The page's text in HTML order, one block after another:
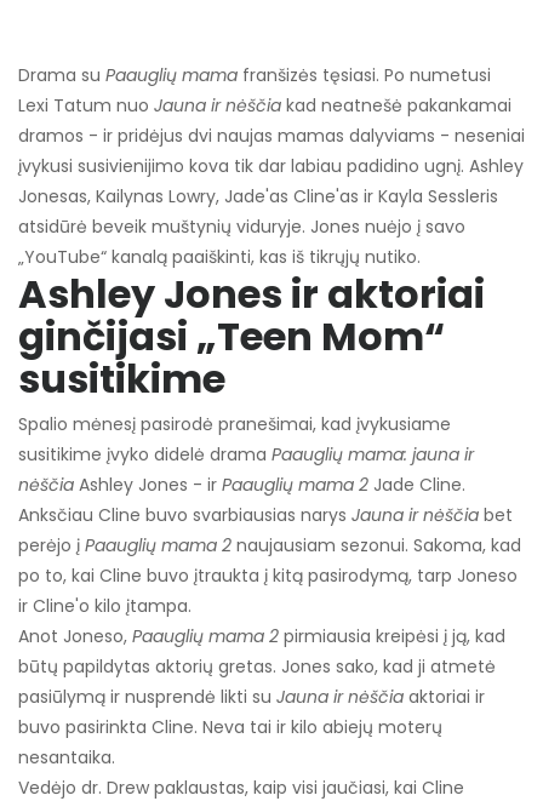
Drama su Paauglių mama franšizės tęsiasi. Po numetusi
Lexi Tatum nuo Jauna ir nėščia kad neatnešė pakankamai
dramos - ir pridėjus dvi naujas mamas dalyviams - neseniai
įvykusi susivienijimo kova tik dar labiau padidino ugnį. Ashley
Jonesas, Kailynas Lowry, Jade'as Cline'as ir Kayla Sessleris
atsidūrė beveik muštynių viduryje. Jones nuėjo į savo
„YouTube“ kanalą paaiškinti, kas iš tikrųjų nutiko.
Ashley Jones ir aktoriai
ginčijasi „Teen Mom“
susitikime
Spalio mėnesį pasirodė pranešimai, kad įvykusiame
susitikime įvyko didelė drama Paauglių mama: jauna ir
nėščia Ashley Jones - ir Paauglių mama 2 Jade Cline.
Anksčiau Cline buvo svarbiausias narys Jauna ir nėščia bet
perėjo į Paauglių mama 2 naujausiam sezonui. Sakoma, kad
po to, kai Cline buvo įtraukta į kitą pasirodymą, tarp Joneso
ir Cline'o kilo įtampa.
Anot Joneso, Paauglių mama 2 pirmiausia kreipėsi į ją, kad
būtų papildytas aktorių gretas. Jones sako, kad ji atmetė
pasiūlymą ir nusprendė likti su Jauna ir nėščia aktoriai ir
buvo pasirinkta Cline. Neva tai ir kilo abiejų moterų
nesantaika.
Vedėjo dr. Drew paklaustas, kaip visi jaučiasi, kai Cline